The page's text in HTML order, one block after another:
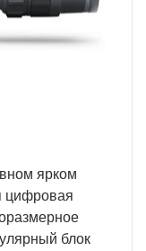
ярком
цифровая
блок